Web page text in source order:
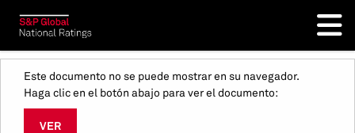
Este documento no se puede mostrar en su navegador.
Haga clic en el botón abajo para ver el documento:
VER